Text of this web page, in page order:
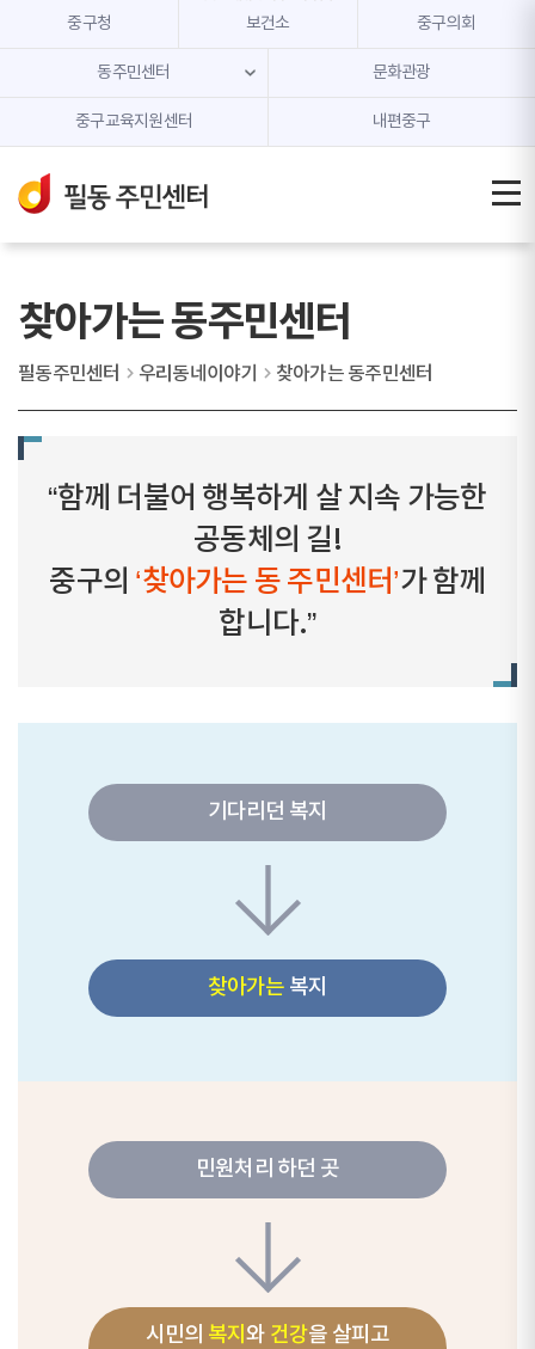
본문 내용 바로가기
주메뉴 바로가기
중구청 보건소 중구의회
동주민센터 문화관광
중구교육지원센터 내편중구
찾아가는 동주민센터
필동주민센터 우리동네이야기 찾아가는 동주민센터
“함께 더불어 행복하게 살 지속 가능한
공동체의 길!
중구의 ‘찾아가는 동 주민센터’가 함께
합니다.”
기다리던 복지
찾아가는 복지
민원처리 하던 곳
시민의 복지와 건강을 살피고